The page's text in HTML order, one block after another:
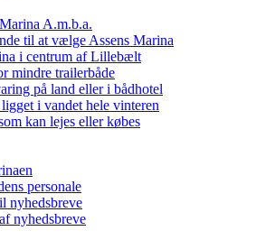
A.m.b.a.
til at vælge Assens Marina
i centrum af Lillebælt
mindre trailerbåde
på land eller i bådhotel
i vandet hele vinteren
kan lejes eller købes
personale
nyhedsbreve
nyhedsbreve